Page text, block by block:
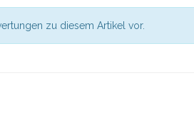
zu diesem Artikel vor.